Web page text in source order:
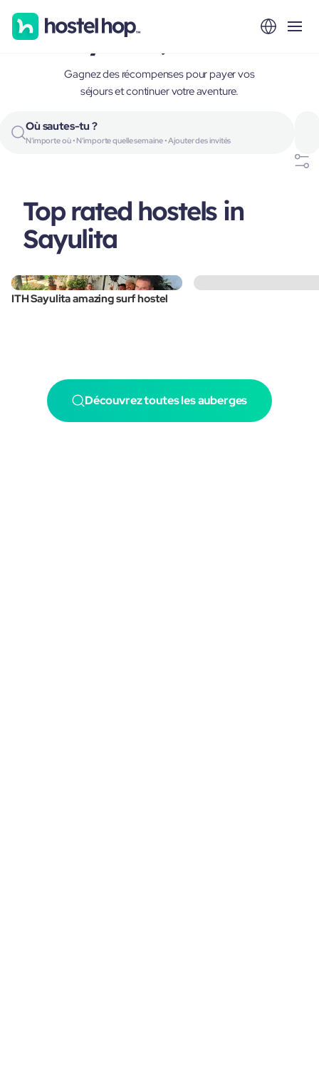
Sayulita, Mexico
Gagnez des récompenses pour payer vos
séjours et continuer votre aventure.
Où sautes-tu ?
N'importe où • N'importe quelle semaine • Ajouter des invités
Top rated hostels in
Sayulita
ITH Sayulita amazing surf hostel
Découvrez toutes les auberges